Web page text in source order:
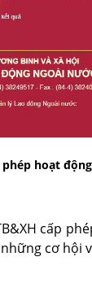
hoạt động
cấp
cơ